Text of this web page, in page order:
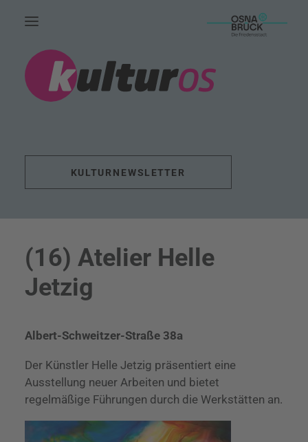
HOME.
AKTUELLES.
FÖRDERUNG.
KONTAKT.
SUCHE
KULTURNEWSLETTER
(16) Atelier Helle
Jetzig
Albert-Schweitzer-Straße 38a
Der Künstler Helle Jetzig präsentiert eine
Ausstellung neuer Arbeiten und bietet
regelmäßige Führungen durch die Werkstätten an.